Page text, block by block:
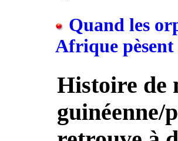
Quand les
Afrique
Histoire de
guinéenne/